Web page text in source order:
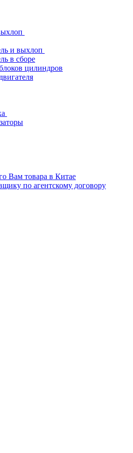
и выхлоп
в сборе
цилиндров
Вам товара в Китае
по агентскому договору